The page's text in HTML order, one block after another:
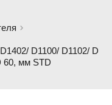
D1100/ D1102/ D
60, мм STD